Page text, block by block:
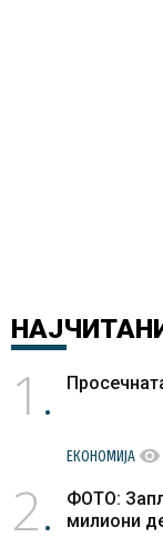
1
ЕКОНОМИЈА visibility
2
ФОТО:
милиони